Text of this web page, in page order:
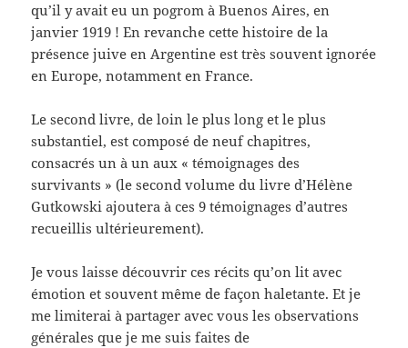
qu’il y avait eu un pogrom à Buenos Aires, en
janvier 1919 ! En revanche cette histoire de la
présence juive en Argentine est très souvent ignorée
en Europe, notamment en France.
Le second livre, de loin le plus long et le plus
substantiel, est composé de neuf chapitres,
consacrés un à un aux « témoignages des
survivants » (le second volume du livre d’Hélène
Gutkowski ajoutera à ces 9 témoignages d’autres
recueillis ultérieurement).
Je vous laisse découvrir ces récits qu’on lit avec
émotion et souvent même de façon haletante. Et je
me limiterai à partager avec vous les observations
générales que je me suis faites de